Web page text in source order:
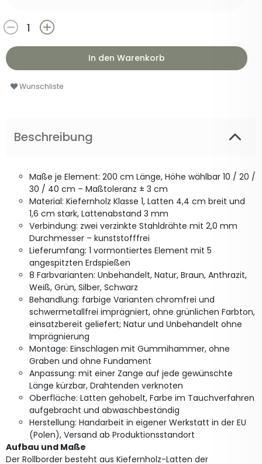
In den Warenkorb
Wunschliste
Beschreibung
Maße je Element: 200 cm Länge, Höhe wählbar 10 / 20 /
30 / 40 cm – Maßtoleranz ± 3 cm
Material: Kiefernholz Klasse 1, Latten 4,4 cm breit und
1,6 cm stark, Lattenabstand 3 mm
Verbindung: zwei verzinkte Stahldrähte mit 2,0 mm
Durchmesser – kunststofffrei
Lieferumfang: 1 vormontiertes Element mit 5
angespitzten Erdspießen
8 Farbvarianten: Unbehandelt, Natur, Braun, Anthrazit,
Weiß, Grün, Silber, Schwarz
Behandlung: farbige Varianten chromfrei und
schwermetallfrei imprägniert, ohne grünlichen Farbton,
einsatzbereit geliefert; Natur und Unbehandelt ohne
Imprägnierung
Montage: Einschlagen mit Gummihammer, ohne
Graben und ohne Fundament
Anpassung: mit einer Zange auf jede gewünschte
Länge kürzbar, Drahtenden verknoten
Oberfläche: Latten gehobelt, Farbe im Tauchverfahren
aufgebracht und abwaschbeständig
Herstellung: Handarbeit in eigener Werkstatt in der EU
(Polen), Versand ab Produktionsstandort
Aufbau und Maße
Der Rollborder besteht aus Kiefernholz-Latten der